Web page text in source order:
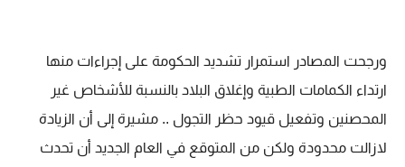
ورجحت المصادر استمرار تشديد الحكومة على إجراءات منها
ارتداء الكمامات الطبية وإغلاق البلاد بالنسبة للأشخاص غير
المحصنين وتفعيل قيود حظر التجول .. مشيرة إلى أن الزيادة
لازالت محدودة ولكن من المتوقع في العام الجديد أن تحدث